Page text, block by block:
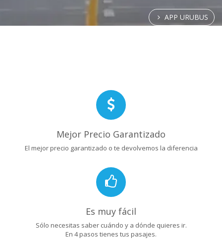
APP URUBUS
Mejor Precio Garantizado
El mejor precio garantizado o te devolvemos la diferencia
Es muy fácil
Sólo necesitas saber cuándo y a dónde quieres ir.
En 4 pasos tienes tus pasajes.